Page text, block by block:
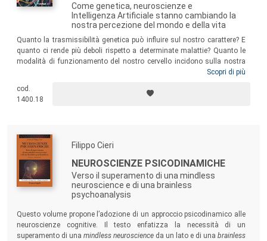
Come genetica, neuroscienze e
Intelligenza Artificiale stanno cambiando la
nostra percezione del mondo e della vita
Quanto la trasmissibilità genetica può influire sul nostro carattere? E
quanto ci rende più deboli rispetto a determinate malattie? Quanto le
modalità di funzionamento del nostro cervello incidono sulla nostra
mente, sulla nostra vita e sul nostro comportamento? A queste e altre
stile divulgativo, cerca di spiegare quanto la Scienza ha già compreso
e quanto sta ancora cercando di comprendere.
Scopri di più
cod.
1400.18
Filippo Cieri
NEUROSCIENZE PSICODINAMICHE
Verso il superamento di una mindless
neuroscience e di una brainless
psychoanalysis
Questo volume propone l’adozione di un approccio psicodinamico alle
neuroscienze cognitive. Il testo enfatizza la necessità di un
superamento di una mindless neuroscience da un lato e di una brainless